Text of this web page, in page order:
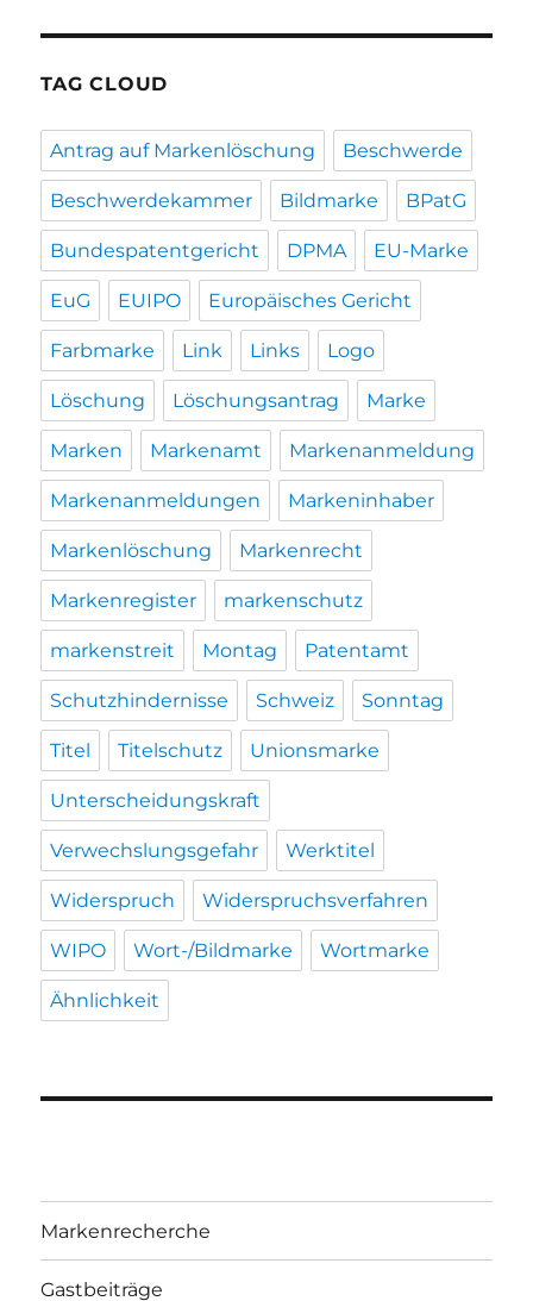
TAG CLOUD
Antrag auf Markenlöschung Beschwerde
Beschwerdekammer Bildmarke BPatG
Bundespatentgericht DPMA EU-Marke
EuG EUIPO Europäisches Gericht
Farbmarke Link Links Logo
Löschung Löschungsantrag Marke
Marken Markenamt Markenanmeldung
Markenanmeldungen Markeninhaber
Markenlöschung Markenrecht
Markenregister markenschutz
markenstreit Montag Patentamt
Schutzhindernisse Schweiz Sonntag
Titel Titelschutz Unionsmarke
Unterscheidungskraft
Verwechslungsgefahr Werktitel
Widerspruch Widerspruchsverfahren
WIPO Wort-/Bildmarke Wortmarke
Ähnlichkeit
Markenrecherche
Gastbeiträge